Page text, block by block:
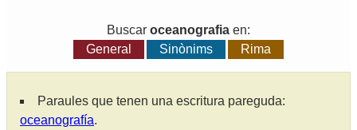
Buscar oceanografia en:
General
Sinònims Rima
Paraules que tenen una escritura pareguda:
oceanografía.